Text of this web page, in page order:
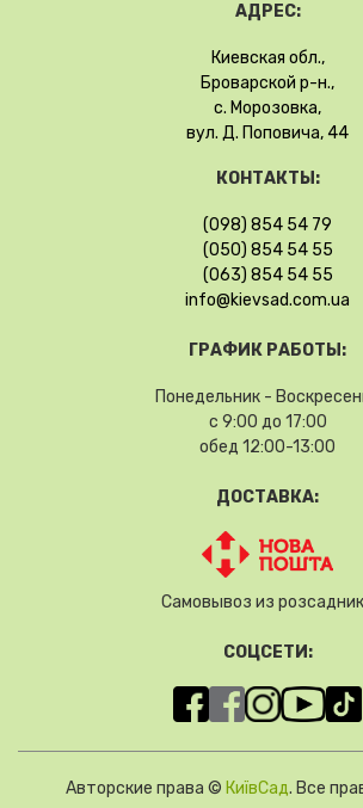
АДРЕС:
Киевская обл.,
Броварской р-н.,
с. Морозовка,
вул. Д. Поповича, 44
КОНТАКТЫ:
(098) 854 54 79
(050) 854 54 55
(063) 854 54 55
info@kievsad.com.ua
ГРАФИК РАБОТЫ:
Понедельник -
с 9:00 до 17:00
обед 12:00-13:00
ДОСТАВКА:
Самовывоз из
СОЦСЕТИ:
Авторские права © КиївСад. Все